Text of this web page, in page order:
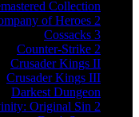
Collection
of Heroes 2
Cossacks 3
Counter-Strike 2
Crusader Kings II
Crusader Kings III
Darkest Dungeon
Original Sin 2